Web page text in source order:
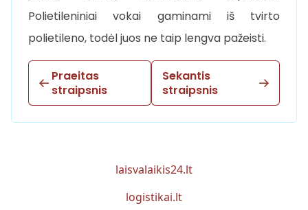
Polietileniniai vokai gaminami iš tvirto
polietileno, todėl juos ne taip lengva pažeisti.
Praeitas
straipsnis
Sekantis
straipsnis
laisvalaikis24.lt
logistikai.lt